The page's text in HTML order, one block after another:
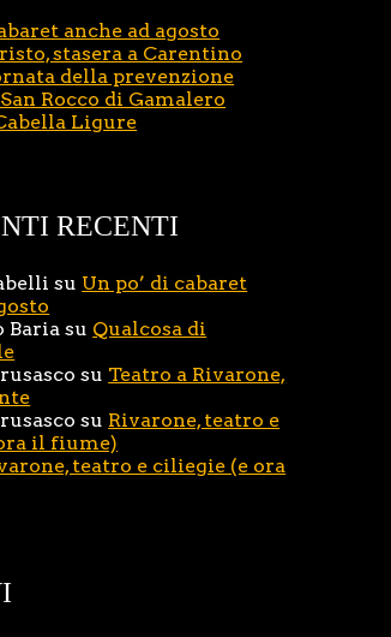
anche ad agosto
stasera a Carentino
della prevenzione
Rocco di Gamalero
Ligure
RECENTI
su Un po’ di cabaret
Baria su Qualcosa di
su Teatro a Rivarone,
su Rivarone, teatro e
il fiume)
teatro e ciliegie (e ora